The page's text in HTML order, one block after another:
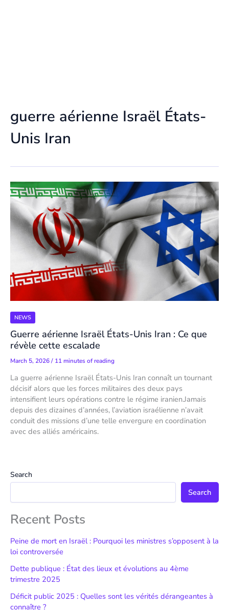
guerre aérienne Israël États-
Unis Iran
NEWS
Guerre aérienne Israël États-Unis Iran : Ce que
révèle cette escalade
March 5, 2026/ 11 minutes of reading
La guerre aérienne Israël États-Unis Iran connaît un tournant
décisif alors que les forces militaires des deux pays
intensifient leurs opérations contre le régime iranien.Jamais
depuis des dizaines d’années, l’aviation israélienne n’avait
conduit des missions d’une telle envergure en coordination
avec des alliés américains.
Search
Search
Recent Posts
Peine de mort en Israël : Pourquoi les ministres s’opposent à la
loi controversée
Dette publique : État des lieux et évolutions au 4ème
trimestre 2025
Déficit public 2025 : Quelles sont les vérités dérangeantes à
connaître ?